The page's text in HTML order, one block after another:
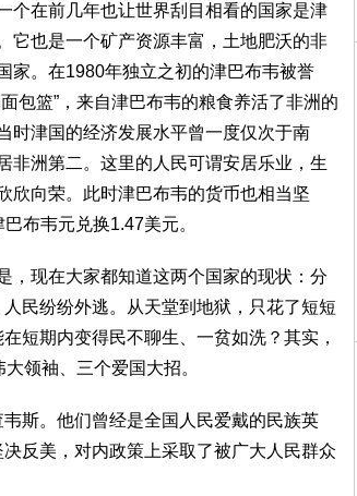
在前几年也让世界刮目相看的国家是津
它也是一个矿产资源丰富，土地肥沃的非
家。在1980年独立之初的津巴布韦被誉
面包篮”，来自津巴布韦的粮食养活了非洲的
时津国的经济发展水平曾一度仅次于南
非洲第二。这里的人民可谓安居乐业，生
欣向荣。此时津巴布韦的货币也相当坚
布韦元兑换1.47美元。
现在大家都知道这两个国家的现状：分
民纷纷外逃。从天堂到地狱，只花了短短
短期内变得民不聊生、一贫如洗？其实，
领袖、三个爱国大招。
斯。他们曾经是全国人民爱戴的民族英
反美，对内政策上采取了被广大人民群众